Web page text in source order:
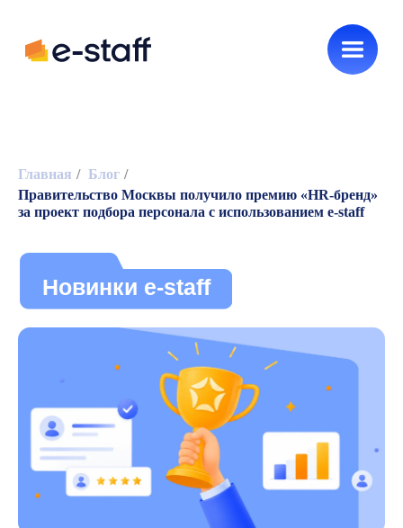
Главная / Блог /
Правительство Москвы получило премию «HR-бренд»
за проект подбора персонала с использованием e-staff
Новинки e-staff